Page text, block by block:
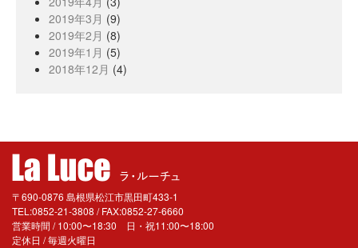
2019年3月 (9)
2019年2月 (8)
2019年1月 (5)
2018年12月 (4)
〒690-0876 島根県松江市黒田町433-1
TEL:0852-21-3808 / FAX:0852-27-6660
営業時間 / 10:00〜18:30 日・祝11:00〜18:00
定休日 / 毎週火曜日